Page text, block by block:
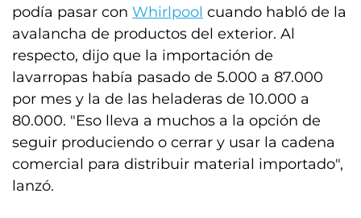
podía pasar con Whirlpool cuando habló de la
avalancha de productos del exterior. Al
respecto, dijo que la importación de
lavarropas había pasado de 5.000 a 87.000
por mes y la de las heladeras de 10.000 a
80.000. "Eso lleva a muchos a la opción de
seguir produciendo o cerrar y usar la cadena
comercial para distribuir material importado",
lanzó.